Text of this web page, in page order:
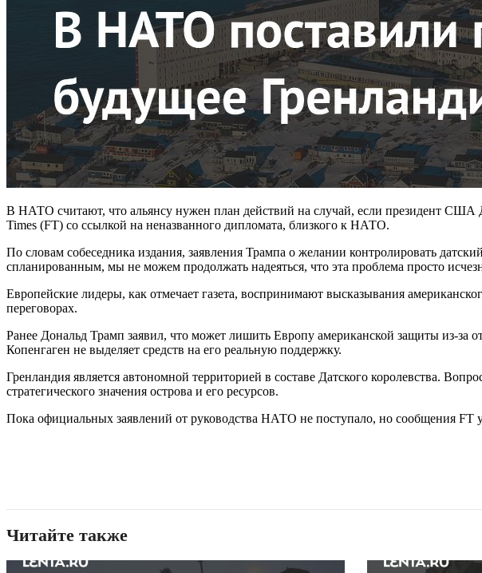
В НАТО считают, что альянсу нужен план действий на случай, если президент
Times (FT) со ссылкой на неназванного дипломата, близкого к НАТО.
По словам собеседника издания, заявления Трампа о желании контролировать
спланированным, мы не можем продолжать надеяться, что эта проблема просто
Европейские лидеры, как отмечает газета, воспринимают высказывания
переговорах.
Ранее Дональд Трамп заявил, что может лишить Европу американской защиты из-
Копенгаген не выделяет средств на его реальную поддержку.
Гренландия является автономной территорией в составе Датского королевства.
стратегического значения острова и его ресурсов.
Пока официальных заявлений от руководства НАТО не поступало, но сообщения FT
Читайте также